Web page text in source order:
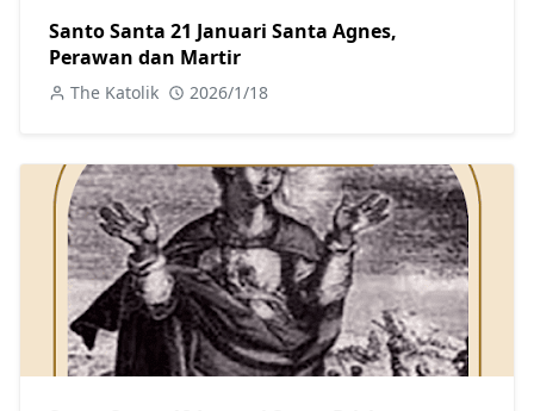
Santo Santa 21 Januari Santa Agnes,
Perawan dan Martir
The Katolik 2026/1/18